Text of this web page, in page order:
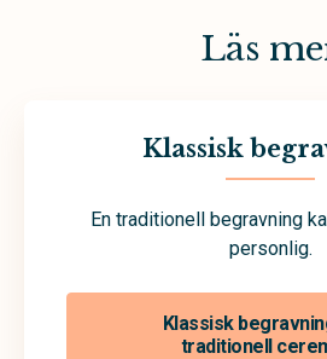
Läs
Klassisk
En traditionell begravning
personlig.
Klassisk
traditionell